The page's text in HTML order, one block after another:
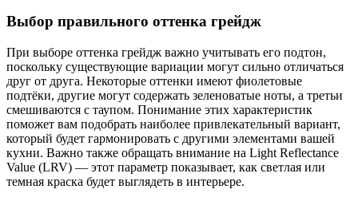
Выбор правильного оттенка грейдж
При выборе оттенка грейдж важно учитывать его подтон,
поскольку существующие вариации могут сильно отличаться
друг от друга. Некоторые оттенки имеют фиолетовые
подтёки, другие могут содержать зеленоватые ноты, а третьи
смешиваются с таупом. Понимание этих характеристик
поможет вам подобрать наиболее привлекательный вариант,
который будет гармонировать с другими элементами вашей
кухни. Важно также обращать внимание на Light Reflectance
Value (LRV) — этот параметр показывает, как светлая или
темная краска будет выглядеть в интерьере.